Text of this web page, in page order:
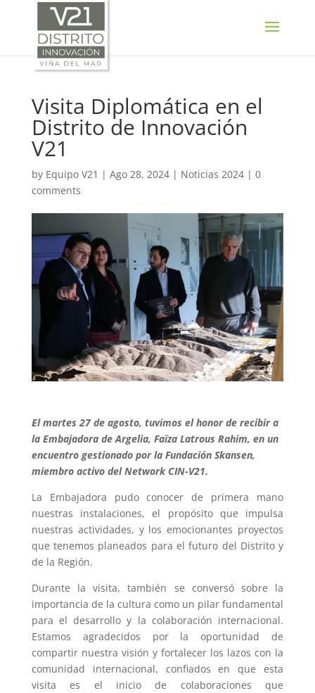
Visita Diplomática en el
Distrito de Innovación
V21
by Equipo V21 | Ago 28, 2024| Noticias 2024| 0
comments
El martes 27 de agosto, tuvimos el honor de recibir a
la Embajadora de Argelia, Faïza Latrous Rahim, en un
encuentro gestionado por la Fundación Skansen,
miembro activo del Network CIN-V21.
La Embajadora pudo conocer de primera mano
nuestras instalaciones, el propósito que impulsa
nuestras actividades, y los emocionantes proyectos
que tenemos planeados para el futuro del Distrito y
de la Región.
Durante la visita, también se conversó sobre la
importancia de la cultura como un pilar fundamental
para el desarrollo y la colaboración internacional.
Estamos agradecidos por la oportunidad de
compartir nuestra visión y fortalecer los lazos con la
comunidad internacional, confiados en que esta
visita es el inicio de colaboraciones que
SELECT LANGUAGE ▼